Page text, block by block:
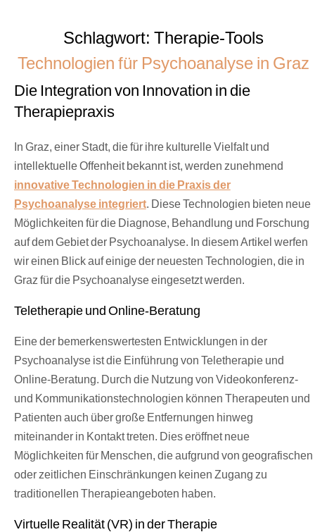
Schlagwort: Therapie-Tools
Technologien für Psychoanalyse in Graz
Die Integration von Innovation in die
Therapiepraxis
In Graz, einer Stadt, die für ihre kulturelle Vielfalt und
intellektuelle Offenheit bekannt ist, werden zunehmend
innovative Technologien in die Praxis der
Psychoanalyse integriert. Diese Technologien bieten neue
Möglichkeiten für die Diagnose, Behandlung und Forschung
auf dem Gebiet der Psychoanalyse. In diesem Artikel werfen
wir einen Blick auf einige der neuesten Technologien, die in
Graz für die Psychoanalyse eingesetzt werden.
Teletherapie und Online-Beratung
Eine der bemerkenswertesten Entwicklungen in der
Psychoanalyse ist die Einführung von Teletherapie und
Online-Beratung. Durch die Nutzung von Videokonferenz-
und Kommunikationstechnologien können Therapeuten und
Patienten auch über große Entfernungen hinweg
miteinander in Kontakt treten. Dies eröffnet neue
Möglichkeiten für Menschen, die aufgrund von geografischen
oder zeitlichen Einschränkungen keinen Zugang zu
traditionellen Therapieangeboten haben.
Virtuelle Realität (VR) in der Therapie